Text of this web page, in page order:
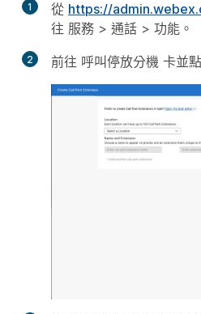
1 從 https://
往 服務 > 通話 > 功能 。
2 前往 呼叫停放分機 卡並